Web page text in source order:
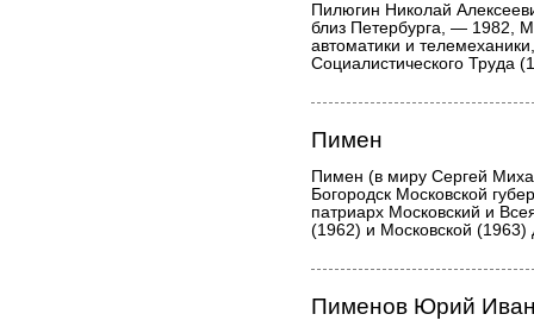
Пилюгин Николай
близ Петербурга, — 1982,
автоматики и
Социалистического Труда
Пимен
Пимен (в миру Сергей
Богородск Московской
патриарх Московский и
(1962) и Московской (1963)
Пименов Юрий